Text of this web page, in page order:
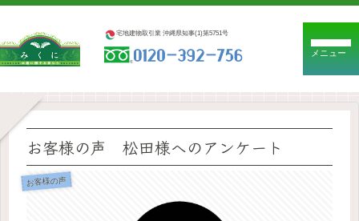
宅地建物取引業 沖縄県知事(1)第5751号
メニュー
お客様の声 松田様へのアンケート
お客様の声